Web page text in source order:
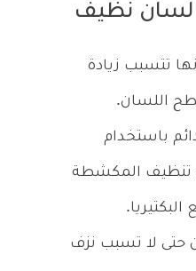
لسان نظيف
تتسبب زيادة
اللسان.
باستخدام
تنظيف المكشطة
حتى لا تسبب نزف